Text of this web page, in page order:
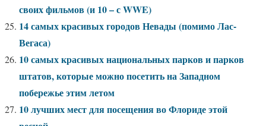
своих фильмов (и 10 – с WWE)
14 самых красивых городов Невады (помимо Лас-
Вегаса)
10 самых красивых национальных парков и парков
штатов, которые можно посетить на Западном
побережье этим летом
10 лучших мест для посещения во Флориде этой